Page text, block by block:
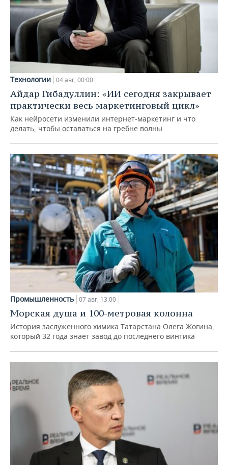
Технологии 04 авг, 00:00
Айдар Гибадуллин: «ИИ сегодня закрывает
практически весь маркетинговый цикл»
Как нейросети изменили интернет-маркетинг и что
делать, чтобы оставаться на гребне волны
Промышленность 07 авг, 13:00
Морская душа и 100-метровая колонна
История заслуженного химика Татарстана Олега Жогина,
который 32 года знает завод до последнего винтика